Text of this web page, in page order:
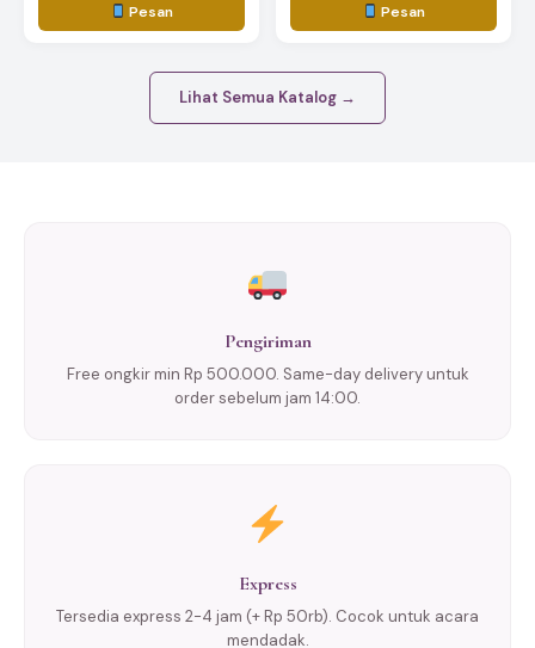
Pesan Pesan
Lihat Semua Katalog →
Pengiriman
Free ongkir min Rp 500.000. Same-day delivery untuk
order sebelum jam 14:00.
Express
Tersedia express 2-4 jam (+ Rp 50rb). Cocok untuk acara
mendadak.